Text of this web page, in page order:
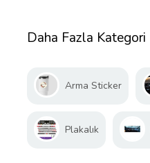
Daha Fazla Kategori
Arma Sticker
Plakalık